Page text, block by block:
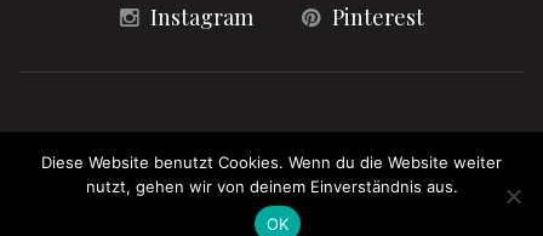
Instagram
Pinterest
Diese Website benutzt Cookies. Wenn du die Website weiter
nutzt, gehen wir von deinem Einverständnis aus.
OK